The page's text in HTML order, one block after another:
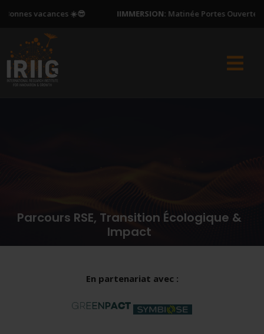
vacances ☀️😎 IIMMERSION:Matinée Portes Ouvertes -
Parcours RSE, Transition Écologique &
Impact
En partenariat avec :